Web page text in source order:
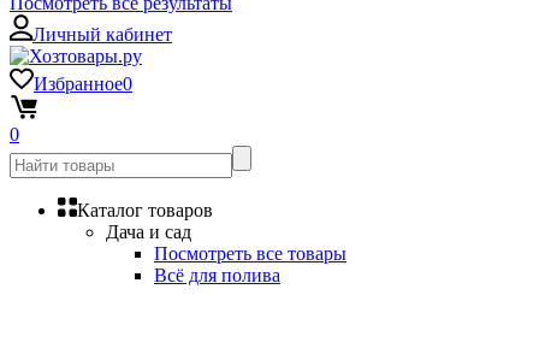
Личный кабинет
Избранное0
0
Каталог товаров
Дача и сад
Посмотреть все товары
Всё для полива